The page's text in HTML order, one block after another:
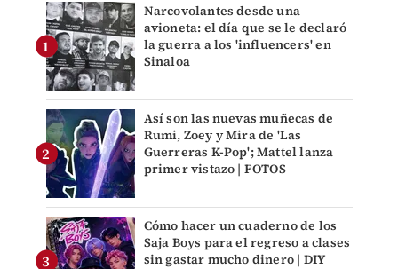
Narcovolantes desde una
avioneta: el día que se le declaró
la guerra a los 'influencers' en
Sinaloa
Así son las nuevas muñecas de
Rumi, Zoey y Mira de 'Las
Guerreras K-Pop'; Mattel lanza
primer vistazo | FOTOS
Cómo hacer un cuaderno de los
Saja Boys para el regreso a clases
sin gastar mucho dinero | DIY